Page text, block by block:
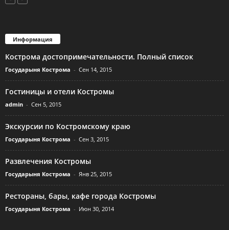
Информация
Кострома достопримечательности. Полный список
Государыня Кострома - Сен 14, 2015
Гостиницы и отели Костромы
admin - Сен 5, 2015
Экскурсии по Костромскому краю
Государыня Кострома - Сен 3, 2015
Развлечения Костромы
Государыня Кострома - Янв 25, 2015
Рестораны, бары, кафе города Костромы
Государыня Кострома - Июн 30, 2014